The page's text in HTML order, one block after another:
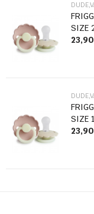
Anti-spam zaštita -
SIZE
23,90
SIZE
23,90